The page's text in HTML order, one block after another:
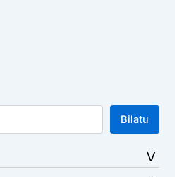
Bilatu